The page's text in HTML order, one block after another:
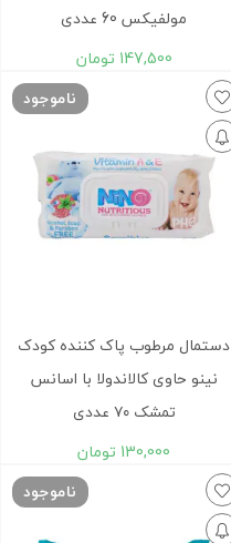
مولفیکس 60 عددی
147,500 تومان
ناموجود
دستمال مرطوب پاک کننده کودک
نینو حاوی کالاندولا با اسانس
تمشک ۷۰ عددی
130,000 تومان
ناموجود